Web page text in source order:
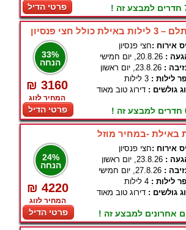
פרטי הדיל
חצי פנסיון
33%
הנחה
₪ 3160
המחיר לזוג
פרטי הדיל
אירוח :חצי פנסיון
: 20.8.26, יום חמישי
: 23.8.26, יום ראשון
לילות : 3 לילות
גולשים : דירוג טוב מאוד
24%
הנחה
₪ 4220
המחיר לזוג
פרטי הדיל
אירוח :חצי פנסיון
: 23.8.26, יום ראשון
: 27.8.26, יום חמישי
לילות : 4 לילות
גולשים : דירוג טוב מאוד
אחרונים למבצע זה !